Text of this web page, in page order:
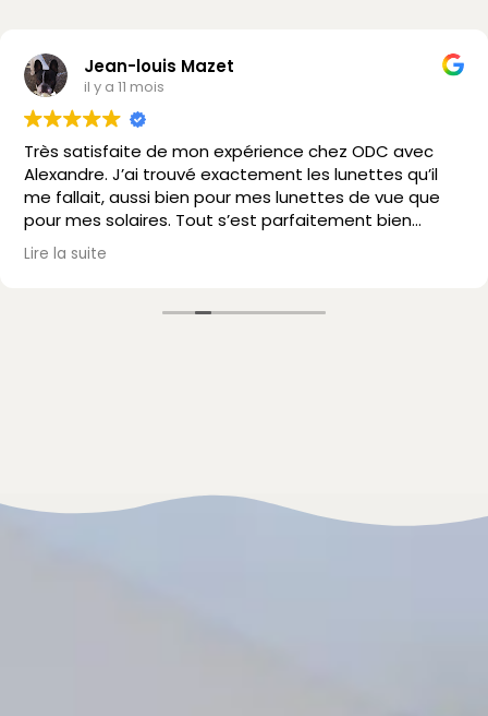
Jean-louis Mazet
il y a 11 mois
Très satisfaite de mon expérience chez ODC avec
Alexandre. J’ai trouvé exactement les lunettes qu’il
me fallait, aussi bien pour mes lunettes de vue que
pour mes solaires. Tout s’est parfaitement bien
passé, avec un accueil et un accompagnement au
top. Je recommande vivement !
Lire la suite